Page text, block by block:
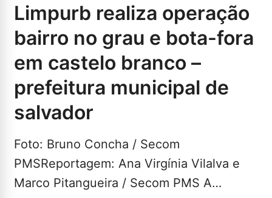
limpurb realiza operação
bairro no grau e bota-fora
em castelo branco –
prefeitura municipal de
salvador
Foto: Bruno Concha / Secom
PMSReportagem: Ana Virgínia Vilalva e
Marco Pitangueira / Secom PMS A